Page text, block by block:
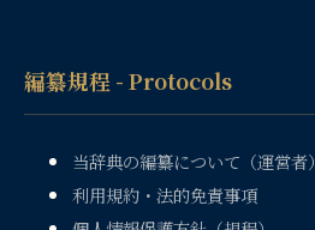
編纂規程 - Protocols
当辞典の編纂について（運営者）
利用規約・法的免責事項